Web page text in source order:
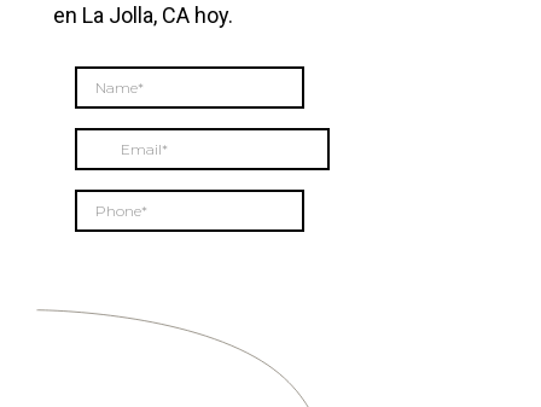
en La Jolla, CA hoy.